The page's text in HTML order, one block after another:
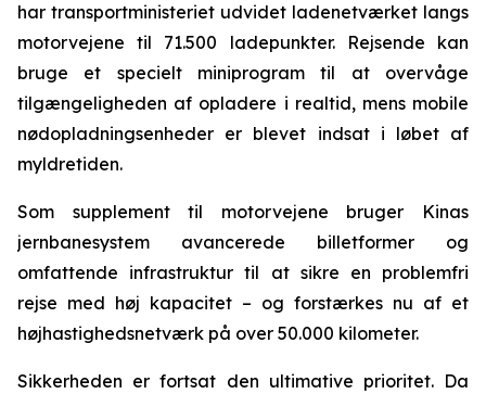
har transportministeriet udvidet ladenetværket langs
motorvejene til 71.500 ladepunkter. Rejsende kan
bruge et specielt miniprogram til at overvåge
tilgængeligheden af opladere i realtid, mens mobile
nødopladningsenheder er blevet indsat i løbet af
myldretiden.
Som supplement til motorvejene bruger Kinas
jernbanesystem avancerede billetformer og
omfattende infrastruktur til at sikre en problemfri
rejse med høj kapacitet – og forstærkes nu af et
højhastighedsnetværk på over 50.000 kilometer.
Sikkerheden er fortsat den ultimative prioritet. Da